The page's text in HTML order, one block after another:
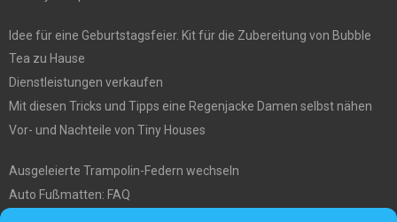
Idee für eine Geburtstagsfeier. Kit für die Zubereitung von Bubble
Tea zu Hause
Dienstleistungen verkaufen
Mit diesen Tricks und Tipps eine Regenjacke Damen selbst nähen
Vor- und Nachteile von Tiny Houses
Ausgeleierte Trampolin-Federn wechseln
Auto Fußmatten: FAQ